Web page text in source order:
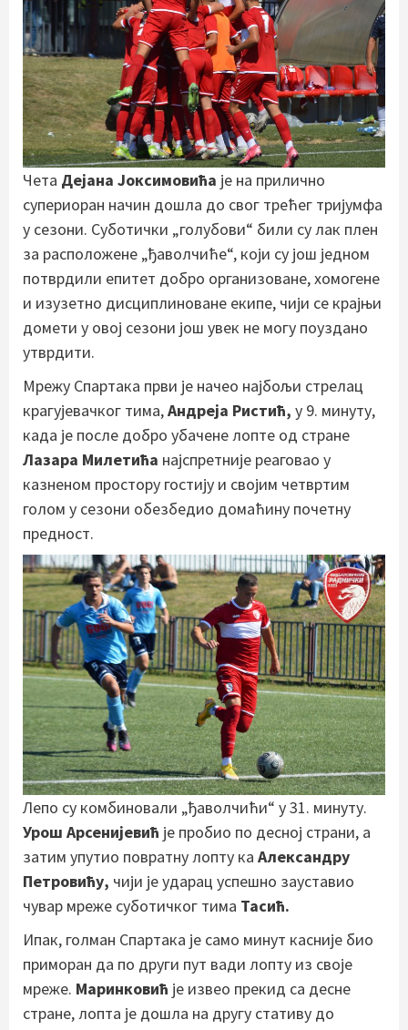
Чета Дејана Јоксимовића је на прилично
супериоран начин дошла до свог трећег тријумфа
у сезони. Суботички „голубови“ били су лак плен
за расположене „ђаволчиће“, који су још једном
потврдили епитет добро организоване, хомогене
и изузетно дисциплиноване екипе, чији се крајњи
домети у овој сезони још увек не могу поуздано
утврдити.
Мрежу Спартака први је начео најбољи стрелац
крагујевачког тима,Андреја Ристић, у 9. минуту,
када је после добро убачене лопте од стране
Лазара Милетића најспретније реаговао у
казненом простору гостију и својим четвртим
голом у сезони обезбедио домаћину почетну
предност.
Лепо су комбиновали „ђаволчићи“ у 31. минуту.
Урош Арсенијевић је пробио по десној страни, а
затим упутио повратну лопту ка Александру
Петровићу, чији је ударац успешно зауставио
чувар мреже суботичког тима Тасић.
Ипак, голман Спартака је само минут касније био
приморан да по други пут вади лопту из своје
мреже. Маринковић је извео прекид са десне
стране, лопта је дошла на другу стативу до